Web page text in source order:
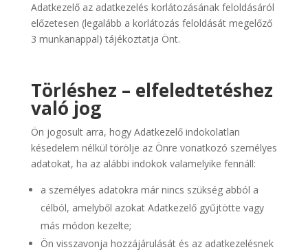
Adatkezelő az adatkezelés korlátozásának feloldásáról
előzetesen (legalább a korlátozás feloldását megelőző
3 munkanappal) tájékoztatja Önt.
Törléshez – elfeledtetéshez
való jog
Ön jogosult arra, hogy Adatkezelő indokolatlan
késedelem nélkül törölje az Önre vonatkozó személyes
adatokat, ha az alábbi indokok valamelyike fennáll:
a személyes adatokra már nincs szükség abból a
célból, amelyből azokat Adatkezelő gyűjtötte vagy
más módon kezelte;
Ön visszavonja hozzájárulását és az adatkezelésnek